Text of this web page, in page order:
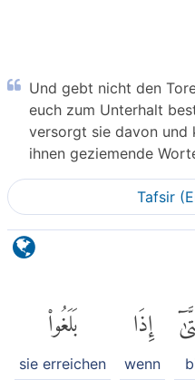
Und gebt nicht den
euch zum Unterhalt
versorgt sie davon und
ihnen geziemende
Tafsir
إِذَا
wenn
بَلَغُوا۟
sie erreichen